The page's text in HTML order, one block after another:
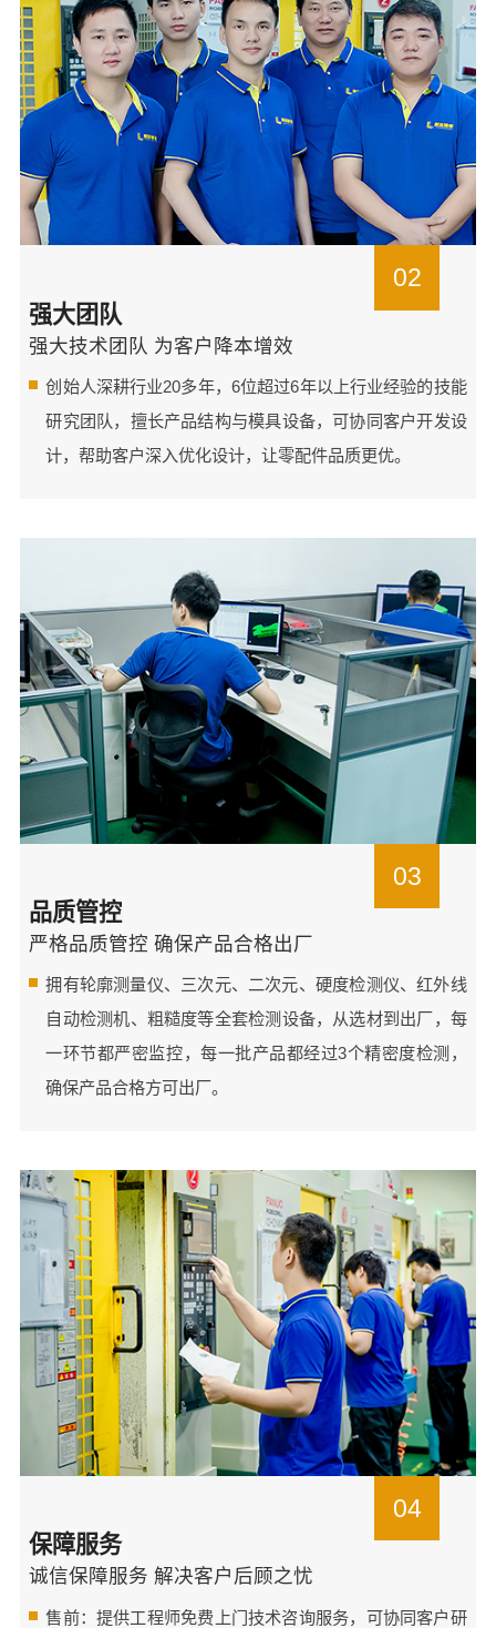
02
强大团队
强大技术团队 为客户降本增效
创始人深耕行业20多年，6位超过6年以上行业经验的技能
研究团队，擅长产品结构与模具设备，可协同客户开发设
计，帮助客户深入优化设计，让零配件品质更优。
03
品质管控
严格品质管控 确保产品合格出厂
拥有轮廓测量仪、三次元、二次元、硬度检测仪、红外线
自动检测机、粗糙度等全套检测设备，从选材到出厂，每
一环节都严密监控，每一批产品都经过3个精密度检测，
确保产品合格方可出厂。
04
保障服务
诚信保障服务 解决客户后顾之忧
售前：提供工程师免费上门技术咨询服务，可协同客户研